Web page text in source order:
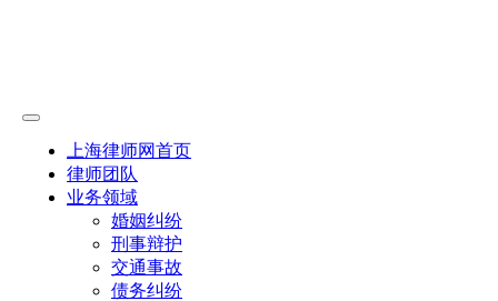
上海律师网首页
律师团队
业务领域
婚姻纠纷
刑事辩护
交通事故
债务纠纷